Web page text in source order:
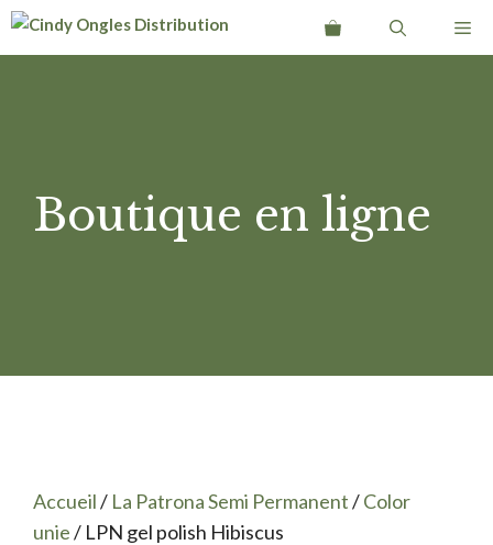
Aller
Boutique en ligne
Accueil/ La Patrona Semi Permanent/Color
unie/ LPN gel polish Hibiscus